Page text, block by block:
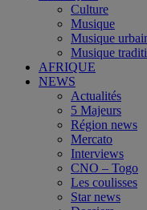
Culture
Musique
Musique
Musique
AFRIQUE
NEWS
Actualités
5 Majeurs
Région news
Mercato
Interviews
CNO – Togo
Les coulisses
Star news